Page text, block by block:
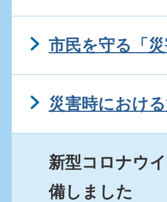
市民を守る「災
災害時におけ
新型コロナウ
備しました